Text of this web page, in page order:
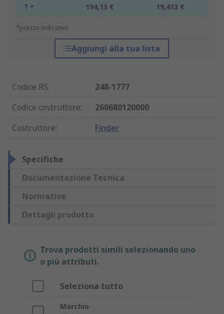
1 + 194,13 € 19,413 €
*prezzo indicativo
Aggiungi alla tua lista
Codice RS:
248-1777
Codice costruttore:
260680120000
Costruttore: Finder
Specifiche
Documentazione Tecnica
Normative
Dettagli prodotto
Trova prodotti simili selezionando uno
o più attributi.
Seleziona tutto
Marchio